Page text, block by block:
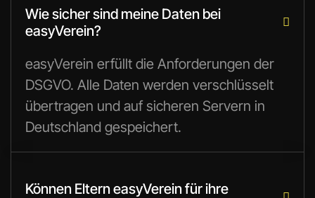
Wie sicher sind meine Daten bei
easyVerein?

easyVerein erfüllt die Anforderungen der
DSGVO. Alle Daten werden verschlüsselt
übertragen und auf sicheren Servern in
Deutschland gespeichert.
Können Eltern easyVerein für ihre